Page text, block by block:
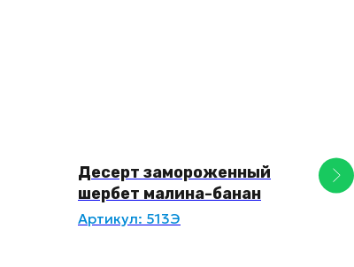
Десерт замороженный
шербет малина-банан
Артикул: 513Э